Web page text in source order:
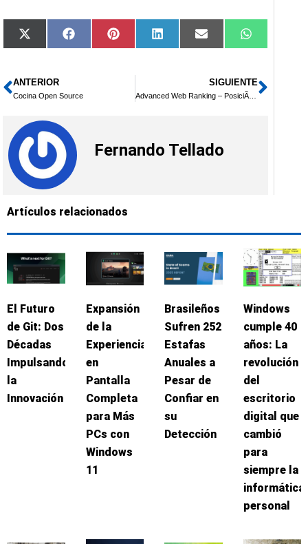
Compartir
en
X
(Twitter)
Compartir
en
FacebookCompartir
en
PinterestCompartir
en
LinkedInCompartir
en
Email
Compartir
en
WhatsApp
Ant
ANTERIOR
Cocina Open Source
SIGUIENTE
Fernando Tellado
Artículos relacionados
El Futuro
de Git: Dos
Décadas
Impulsando
la
Innovación
Expansión
de la
Experiencia
en
Pantalla
Completa
para Más
PCs con
Windows
11
Brasileños
Sufren 252
Estafas
Anuales a
Pesar de
Confiar en
su
Detección
Windows
cumple 40
años: La
revolución
del
escritorio
digital que
cambió
para
siempre la
informática
personal